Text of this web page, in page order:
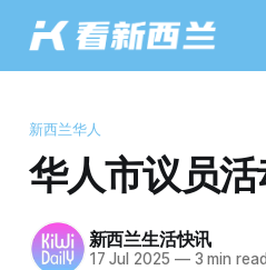
新西兰华人
华人市议员
新西兰生活快讯
17 Jul 2025 —3 min read